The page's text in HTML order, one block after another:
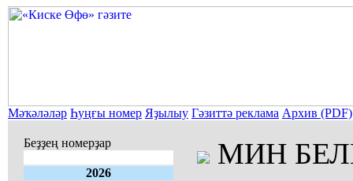
Мәҡәләләр Һуңғы номер Яҙылыу Гәзиттә реклама Архив (PDF)
Беҙҙең номерҙар
2026
МИН